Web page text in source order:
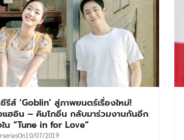
รีส์ ‘Goblin’ สู่ภาพยนตร์เรื่องใหม่!
ฮอิน – คิมโกอึน กลับมาร่วมงานกันอีก
น “Tune in for Love”
On10/07/2019